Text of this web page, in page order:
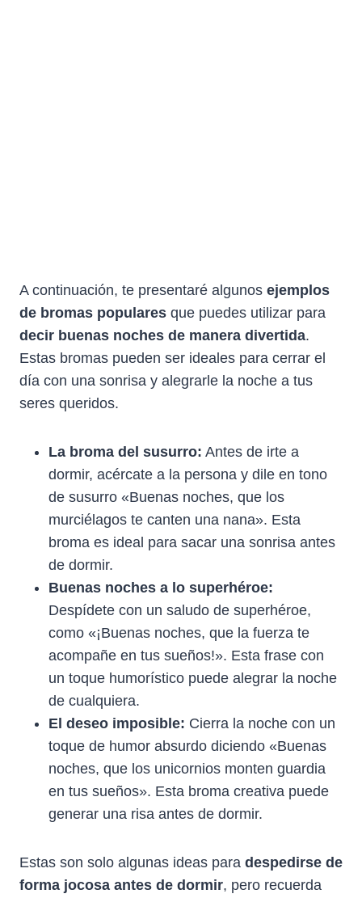
A continuación, te presentaré algunos ejemplos
de bromas populares que puedes utilizar para
decir buenas noches de manera divertida.
Estas bromas pueden ser ideales para cerrar el
día con una sonrisa y alegrarle la noche a tus
seres queridos.
La broma del susurro: Antes de irte a
dormir, acércate a la persona y dile en tono
de susurro «Buenas noches, que los
murciélagos te canten una nana». Esta
broma es ideal para sacar una sonrisa antes
de dormir.
Buenas noches a lo superhéroe:
Despídete con un saludo de superhéroe,
como «¡Buenas noches, que la fuerza te
acompañe en tus sueños!». Esta frase con
un toque humorístico puede alegrar la noche
de cualquiera.
El deseo imposible: Cierra la noche con un
toque de humor absurdo diciendo «Buenas
noches, que los unicornios monten guardia
en tus sueños». Esta broma creativa puede
generar una risa antes de dormir.
Estas son solo algunas ideas para despedirse de
forma jocosa antes de dormir, pero recuerda